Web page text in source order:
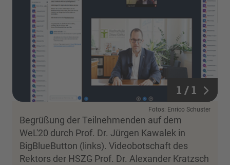
1 / 1
1 / 1
Fotos: Enrico Schuster
Begrüßung der Teilnehmenden auf dem
WeL'20 durch Prof. Dr. Jürgen Kawalek in
BigBlueButton (links). Videobotschaft des
Rektors der HSZG Prof. Dr. Alexander Kratzsch